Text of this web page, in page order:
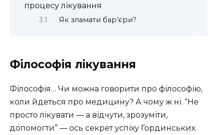
процесу лікування
Як зламати бар’єри?
Філософія лікування
Філософія… Чи можна говорити про філософію,
коли йдеться про медицину? А чому ж ні. “Не
просто лікувати — а відчути, зрозуміти,
допомогти” — ось секрет успіху Гординських.